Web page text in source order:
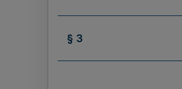
§ 3